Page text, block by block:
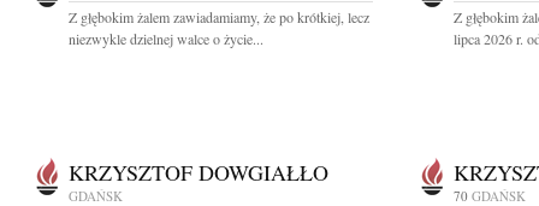
Z głębokim żalem zawiadamiamy, że po krótkiej, lecz
niezwykle dzielnej walce o życie...
Z głębokim
lipca 2026 r.
KRZYSZTOF DOWGIAŁŁO
GDAŃSK 70 GDAŃSK